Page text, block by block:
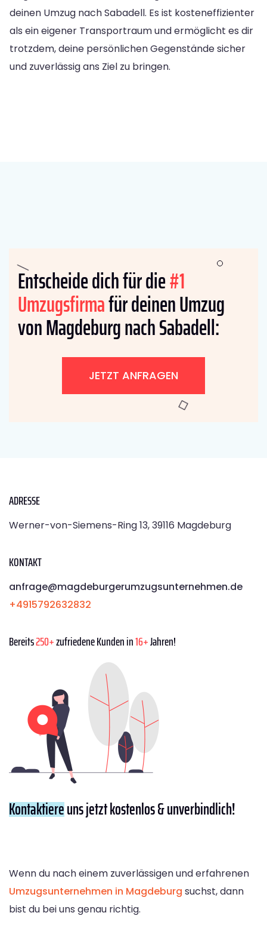
deinen Umzug nach Sabadell. Es ist kosteneffizienter
als ein eigener Transportraum und ermöglicht es dir
trotzdem, deine persönlichen Gegenstände sicher
und zuverlässig ans Ziel zu bringen.
Entscheide dich für die#1
Umzugsfirmafür deinen Umzug
von Magdeburg nach Sabadell:
JETZT ANFRAGEN
ADRESSE
Werner-von-Siemens-Ring 13, 39116 Magdeburg
KONTAKT
anfrage@magdeburgerumzugsunternehmen.de
+4915792632832
Bereits250+zufriedene Kunden in16+Jahren!
Kontaktiereuns jetzt kostenlos & unverbindlich!
Wenn du nach einem zuverlässigen und erfahrenen
Umzugsunternehmen in Magdeburg suchst, dann
bist du bei uns genau richtig.